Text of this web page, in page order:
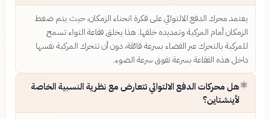
يعتمد محرك الدفع الالتوائي على فكرة انحناء الزمكان، حيث يتم ضغط
الزمكان أمام المركبة وتمديده خلفها. هذا يخلق فقاعة التواء تسمح
للمركبة بالتحرك عبر الفضاء بسرعة فائقة، دون أن تتحرك المركبة نفسها
داخل هذه الفقاعة بسرعة تفوق سرعة الضوء.
⚛️هل محركات الدفع الالتوائي تتعارض مع نظرية النسبية الخاصة
لأينشتاين؟